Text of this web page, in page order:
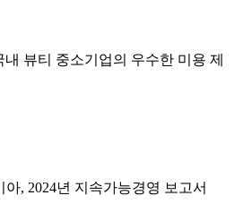
뷰티 중소기업의 우수한 미용 제
, 2024년 지속가능경영 보고서